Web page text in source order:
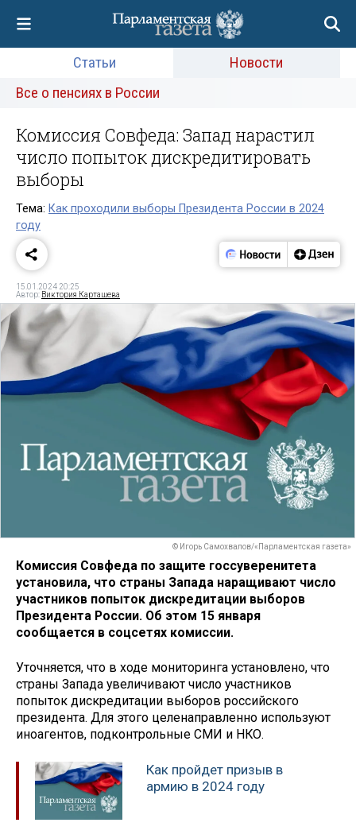
Статьи
Новости
Все о пенсиях в России
Комиссия Совфеда: Запад нарастил
число попыток дискредитировать
выборы
Тема: Как проходили выборы Президента России в 2024
году
15.01.2024 20:25
Автор: Виктория Карташева
© Игорь Самохвалов/«Парламентская газета»
Комиссия Совфеда по защите госсуверенитета
установила, что страны Запада наращивают число
участников попыток дискредитации выборов
Президента России. Об этом 15 января
сообщается в соцсетях комиссии.
Уточняется, что в ходе мониторинга установлено, что
страны Запада увеличивают число участников
попыток дискредитации выборов российского
президента. Для этого целенаправленно используют
иноагентов, подконтрольные СМИ и НКО.
Как пройдет призыв в
армию в 2024 году